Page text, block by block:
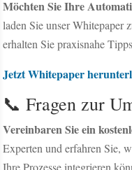
Möchten Sie Ihre
laden Sie unser Whitepaper
erhalten Sie praxisnahe
Jetzt Whitepaper
📞 Fragen zur
Vereinbaren Sie ein
Experten und erfahren Sie,
Ihre Prozesse integrieren